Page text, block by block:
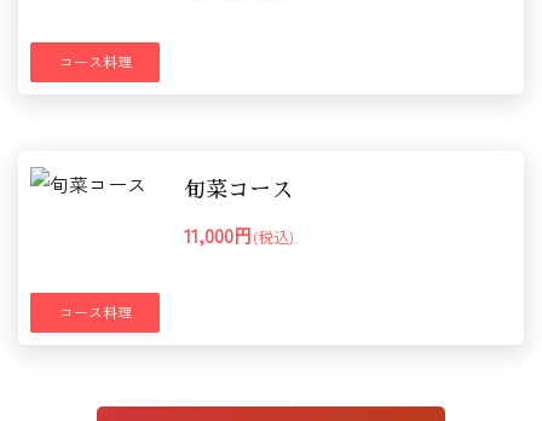
コース料理
コース料理
旬菜コース
11,000円(税込)